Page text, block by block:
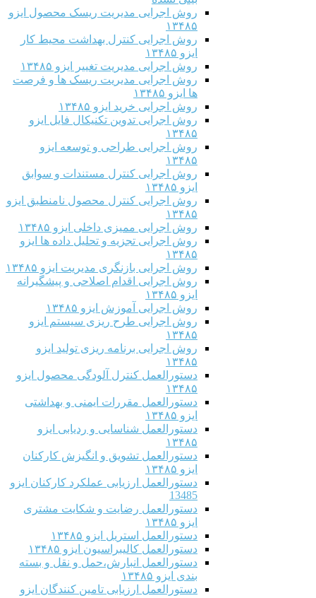
روش اجرایی مدیریت ریسک محصول ایزو
۱۳۴۸۵
روش اجرایی کنترل بهداشت محیط کار
ایزو ۱۳۴۸۵
روش اجرایی مدیریت تغییر ایزو ۱۳۴۸۵
روش اجرایی مدیریت ریسک ها و فرصت
ها ایزو ۱۳۴۸۵
روش اجرایی خرید ایزو ۱۳۴۸۵
روش اجرایی تدوین تکنیکال فایل ایزو
۱۳۴۸۵
روش اجرایی طراحی و توسعه ایزو
۱۳۴۸۵
روش اجرایی کنترل مستندات و سوابق
ایزو ۱۳۴۸۵
روش اجرایی کنترل محصول نامنطبق ایزو
۱۳۴۸۵
روش اجرایی ممیزی داخلی ایزو ۱۳۴۸۵
روش اجرایی تجزیه و تحلیل داده ها ایزو
۱۳۴۸۵
روش اجرایی بازنگری مدیریت ایزو ۱۳۴۸۵
روش اجرایی اقدام اصلاحی و پیشگیرانه
ایزو ۱۳۴۸۵
روش اجرایی آموزش ایزو ۱۳۴۸۵
روش اجرایی طرح ریزی سیستم ایزو
۱۳۴۸۵
روش اجرایی برنامه ریزی تولید ایزو
۱۳۴۸۵
دستورالعمل کنترل آلودگی محصول ایزو
۱۳۴۸۵
دستورالعمل مقررات ایمنی و بهداشتی
ایزو ۱۳۴۸۵
دستورالعمل شناسایی و ردیابی ایزو
۱۳۴۸۵
دستورالعمل تشویق و انگیزش کارکنان
ایزو ۱۳۴۸۵
دستورالعمل ارزیابی عملکرد کارکنان ایزو
13485
دستورالعمل رضایت و شکایت مشتری
ایزو ۱۳۴۸۵
دستورالعمل استریل ایزو ۱۳۴۸۵
دستورالعمل کالیبراسیون ایزو ۱۳۴۸۵
دستورالعمل انبارش،حمل و نقل و بسته
بندی ایزو ۱۳۴۸۵
دستورالعمل ارزیابی تامین کنندگان ایزو